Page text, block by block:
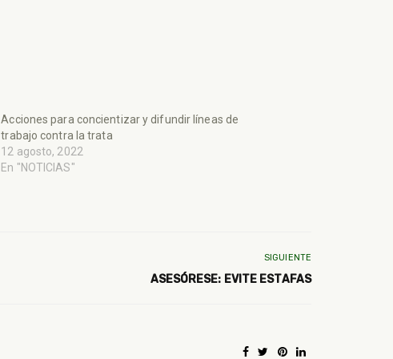
Acciones para concientizar y difundir líneas de
trabajo contra la trata
12 agosto, 2022
En "NOTICIAS"
SIGUIENTE
ASESÓRESE: EVITE ESTAFAS